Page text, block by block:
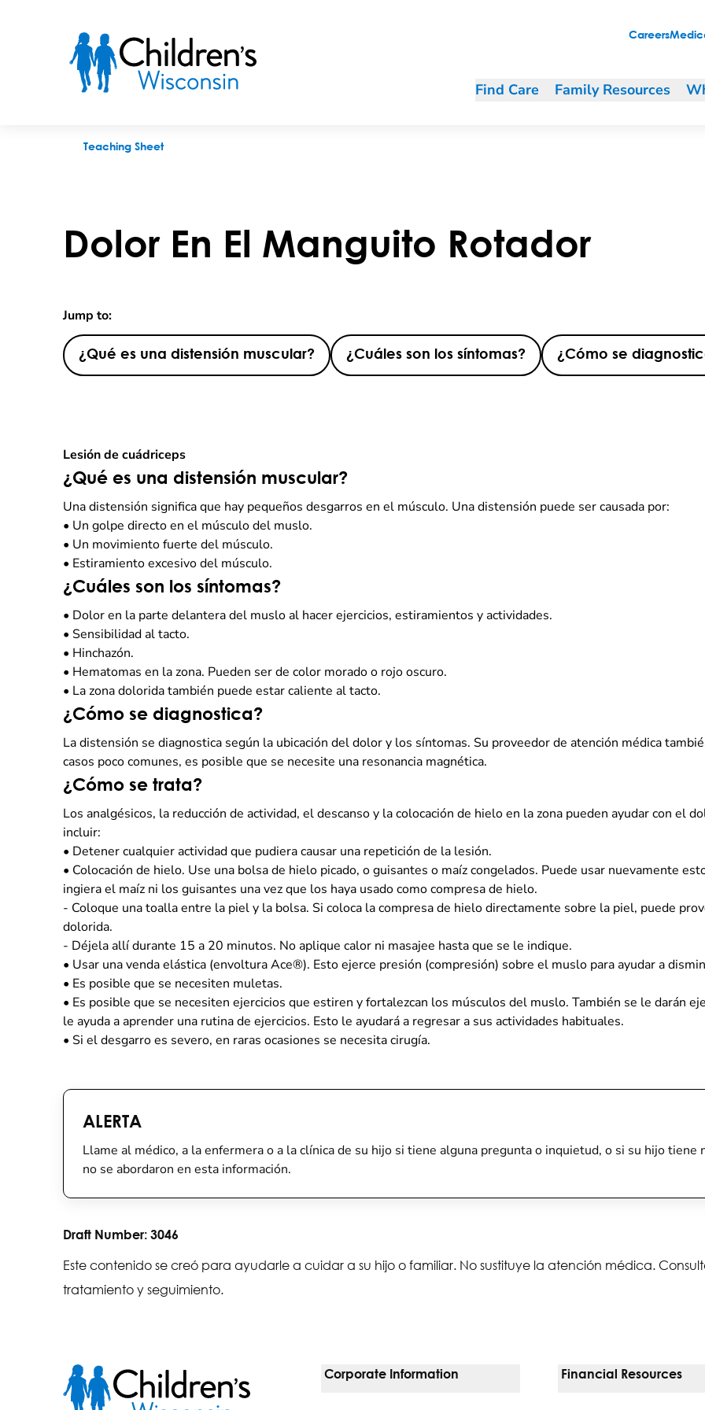
Careers
Find Care Family Resources
Teaching Sheet
Dolor En El Manguito Rotador
Jump to:
¿Qué es una distensión muscular? ¿Cuáles son los síntomas? ¿Cómo se
Lesión de cuádriceps
¿Qué es una distensión muscular?
Una distensión significa que hay pequeños desgarros en el músculo. Una distensión puede ser causada por:
• Un golpe directo en el músculo del muslo.
• Un movimiento fuerte del músculo.
• Estiramiento excesivo del músculo.
¿Cuáles son los síntomas?
• Dolor en la parte delantera del muslo al hacer ejercicios, estiramientos y actividades.
• Sensibilidad al tacto.
• Hinchazón.
• Hematomas en la zona. Pueden ser de color morado o rojo oscuro.
• La zona dolorida también puede estar caliente al tacto.
¿Cómo se diagnostica?
La distensión se diagnostica según la ubicación del dolor y los síntomas. Su proveedor de atención médica
casos poco comunes, es posible que se necesite una resonancia magnética.
¿Cómo se trata?
Los analgésicos, la reducción de actividad, el descanso y la colocación de hielo en la zona pueden ayudar con el
incluir:
• Detener cualquier actividad que pudiera causar una repetición de la lesión.
• Colocación de hielo. Use una bolsa de hielo picado, o guisantes o maíz congelados. Puede usar nuevamente
ingiera el maíz ni los guisantes una vez que los haya usado como compresa de hielo.
- Coloque una toalla entre la piel y la bolsa. Si coloca la compresa de hielo directamente sobre la piel, puede
dolorida.
- Déjela allí durante 15 a 20 minutos. No aplique calor ni masajee hasta que se le indique.
• Usar una venda elástica (envoltura Ace®). Esto ejerce presión (compresión) sobre el muslo para ayudar a
• Es posible que se necesiten muletas.
• Es posible que se necesiten ejercicios que estiren y fortalezcan los músculos del muslo. También se le darán
le ayuda a aprender una rutina de ejercicios. Esto le ayudará a regresar a sus actividades habituales.
• Si el desgarro es severo, en raras ocasiones se necesita cirugía.
ALERTA
Llame al médico, a la enfermera o a la clínica de su hijo si tiene alguna pregunta o inquietud, o si su hijo tiene
no se abordaron en esta información.
Draft Number: 3046
Este contenido se creó para ayudarle a cuidar a su hijo o familiar. No sustituye la atención médica.
tratamiento y seguimiento.
Corporate Information Financial Resources